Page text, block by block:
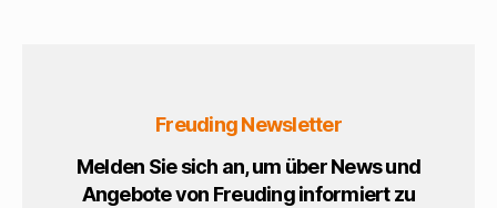
Freuding Newsletter
Melden Sie sich an, um über News und
Angebote von Freuding informiert zu